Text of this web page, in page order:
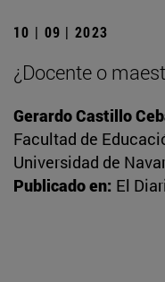
10 | 09 | 2023
¿Docente o
Gerardo Castillo
Facultad de
Universidad de
Publicado en: El